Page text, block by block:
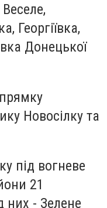
Георгіївка,
Донецької
Новосілку та
під вогневе
21
них - Зелене